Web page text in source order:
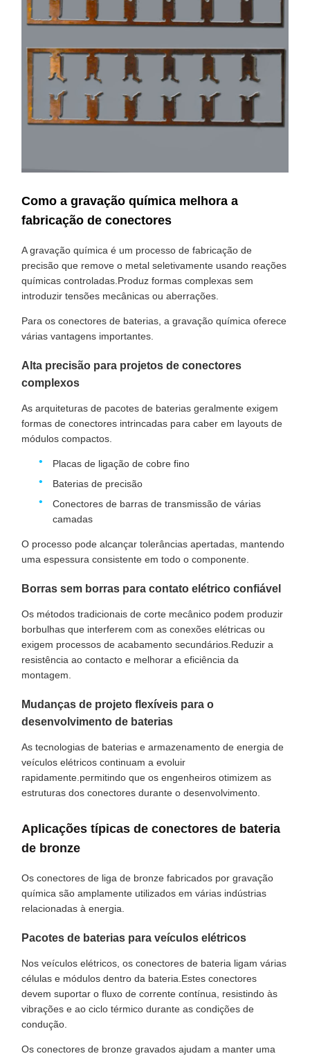
Como a gravação química melhora a
fabricação de conectores
A gravação química é um processo de fabricação de
precisão que remove o metal seletivamente usando reações
químicas controladas.Produz formas complexas sem
introduzir tensões mecânicas ou aberrações.
Para os conectores de baterias, a gravação química oferece
várias vantagens importantes.
Alta precisão para projetos de conectores
complexos
As arquiteturas de pacotes de baterias geralmente exigem
formas de conectores intrincadas para caber em layouts de
módulos compactos.
Placas de ligação de cobre fino
Baterias de precisão
Conectores de barras de transmissão de várias
camadas
O processo pode alcançar tolerâncias apertadas, mantendo
uma espessura consistente em todo o componente.
Borras sem borras para contato elétrico confiável
Os métodos tradicionais de corte mecânico podem produzir
borbulhas que interferem com as conexões elétricas ou
exigem processos de acabamento secundários.Reduzir a
resistência ao contacto e melhorar a eficiência da
montagem.
Mudanças de projeto flexíveis para o
desenvolvimento de baterias
As tecnologias de baterias e armazenamento de energia de
veículos elétricos continuam a evoluir
rapidamente.permitindo que os engenheiros otimizem as
estruturas dos conectores durante o desenvolvimento.
Aplicações típicas de conectores de bateria
de bronze
Os conectores de liga de bronze fabricados por gravação
química são amplamente utilizados em várias indústrias
relacionadas à energia.
Pacotes de baterias para veículos elétricos
Nos veículos elétricos, os conectores de bateria ligam várias
células e módulos dentro da bateria.Estes conectores
devem suportar o fluxo de corrente contínua, resistindo às
vibrações e ao ciclo térmico durante as condições de
condução.
Os conectores de bronze gravados ajudam a manter uma